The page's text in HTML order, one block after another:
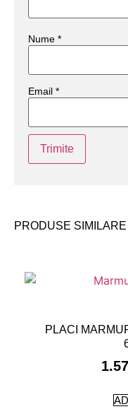
PRODUSE SIMILARE
PLACI
Nume *
Email *